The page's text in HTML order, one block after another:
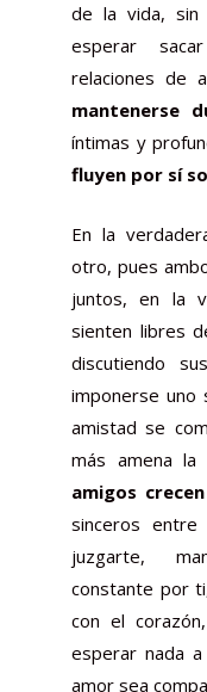
de la vida, sin
esperar
relaciones de
mantenerse
íntimas y
fluyen por sí
En la
otro, pues
juntos, en la
sienten libres
discutiendo
imponerse
amistad se
más amena la
amigos
sinceros entre
juzgarte,
constante por
con el
esperar nada
amor sea